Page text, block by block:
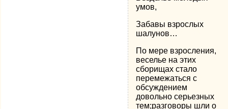
умов,
Забавы взрослых
шалунов…
По мере взросления,
веселье на этих
сборищах стало
перемежаться с
обсуждением
довольно серьезных
тем;разговоры шли о